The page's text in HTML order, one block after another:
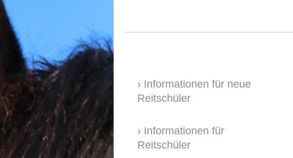
Informationen für neue
Reitschüler
Informationen für
Reitschüler